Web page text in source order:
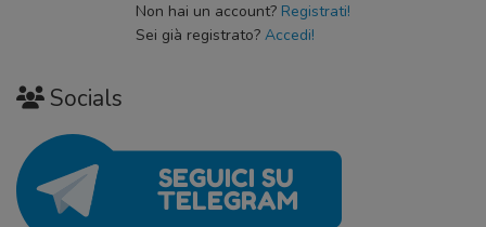
Non hai un account? Registrati!
Sei già registrato? Accedi!
Socials